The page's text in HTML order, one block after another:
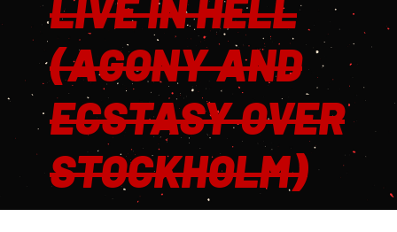
LIVE IN HELL
(AGONY AND
ECSTASY OVER
STOCKHOLM)